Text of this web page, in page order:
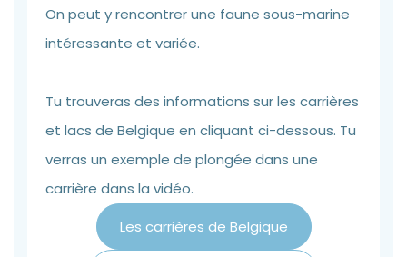
On peut y rencontrer une faune sous-marine
intéressante et variée.
Tu trouveras des informations sur les carrières
et lacs de Belgique en cliquant ci-dessous. Tu
verras un exemple de plongée dans une
carrière dans la vidéo.
Les carrières de Belgique